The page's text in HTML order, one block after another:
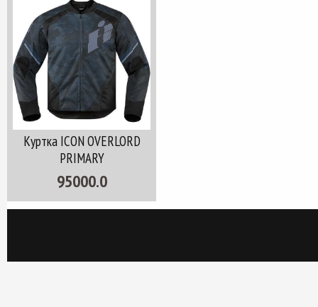
Куртка ICON OVERLORD
PRIMARY
95000.0